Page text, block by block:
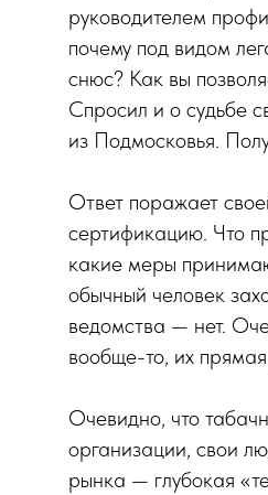
руководителем
почему под видом
снюс? Как вы
Спросил и о судьбе
из Подмосковья.
Ответ поражает
сертификацию. Что
какие меры
обычный человек
ведомства — нет.
вообще-то, их
Очевидно, что
организации, свои
рынка — глубокая